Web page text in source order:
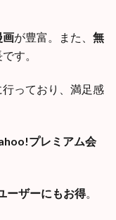
画が豊富。また、 無
す。
っており、満足感
プレミアム会
ーザーにもお得。